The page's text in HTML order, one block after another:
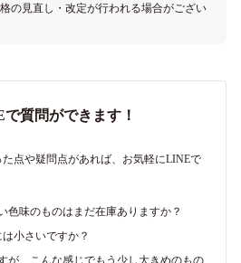
の見直し・改定が行われる場合がござい
質問ができます！
点や疑問点があれば、お気軽にLINEで
色味のものはまだ在庫ありますか？
小さいですか？
が、こんな感じでもう少し大きめのもの